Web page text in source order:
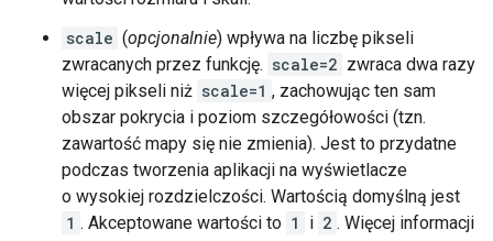
scale (opcjonalnie) wpływa na liczbę pikseli
zwracanych przez funkcję. scale=2 zwraca dwa razy
więcej pikseli niż scale=1 , zachowując ten sam
obszar pokrycia i poziom szczegółowości (tzn.
zawartość mapy się nie zmienia). Jest to przydatne
podczas tworzenia aplikacji na wyświetlacze
o wysokiej rozdzielczości. Wartością domyślną jest
1 . Akceptowane wartości to 1 i 2 . Więcej informacji